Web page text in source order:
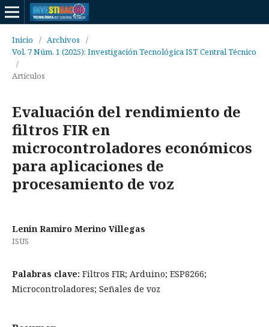
Inicio / Archivos
/
Vol. 7 Núm. 1 (2025): Investigación Tecnológica IST Central Técnico
/
Artículos
Evaluación del rendimiento de
filtros FIR en
microcontroladores económicos
para aplicaciones de
procesamiento de voz
Lenin Ramiro Merino Villegas
ISUS
Palabras clave: Filtros FIR; Arduino; ESP8266;
Microcontroladores; Señales de voz